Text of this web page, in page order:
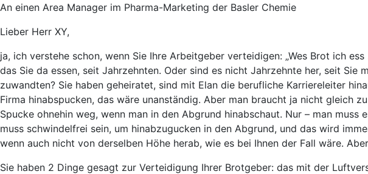
An einen Area Manager im Pharma-Marketing der Basler Chemie
Lieber Herr XY,
ja, ich verstehe schon, wenn Sie Ihre Arbeitgeber verteidigen: „Wes Brot ich
das Sie da essen, seit Jahrzehnten. Oder sind es nicht Jahrzehnte her, seit
zuwandten? Sie haben geheiratet, sind mit Elan die berufliche Karriereleiter
Firma hinabspucken, das wäre unanständig. Aber man braucht ja nicht gleich
Spucke ohnehin weg, wenn man in den Abgrund hinabschaut. Nur – man
muss schwindelfrei sein, um hinabzugucken in den Abgrund, und das wird
wenn auch nicht von derselben Höhe herab, wie es bei Ihnen der Fall wäre.
Sie haben 2 Dinge gesagt zur Verteidigung Ihrer Brotgeber: das mit der